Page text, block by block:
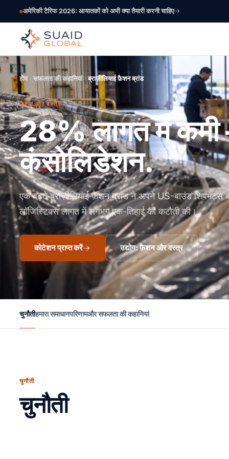
अमेरिकी टैरिफ 2026: आयातकों को अभी क्या तैयारी करनी चाहिए
होम सफलता की कहानियां ब्राज़ीलियाई फ़ैशन ब्रांड
फ़ैशन और वस्त्र
28% लागत में
कंसोलिडेशन.
एक बढ़ते ब्राज़ीलियाई फ़ैशन ब्रांड ने अपने US-बाउंड
लॉजिस्टिक्स लागत में लगभग एक-तिहाई की कटौती की।
कोटेशन प्राप्त करें उद्योग: फ़ैशन और वस्त्र
चुनौतीहमारा समाधानपरिणामऔर सफलता की कहानियां
चुनौती
चुनौती